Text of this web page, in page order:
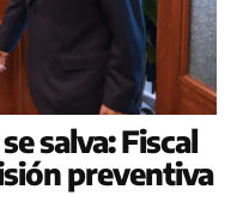
salva: Fiscal
preventiva